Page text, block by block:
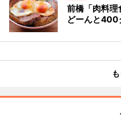
前橋「肉料
どーんと400